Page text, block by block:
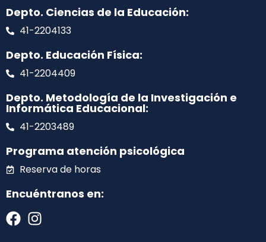
Depto. Ciencias de la Educación:
41-2204133
Depto. Educación Física:
41-2204409
Depto. Metodología de la Investigación e
Informática Educacional:
41-2203489
Programa atención psicológica
Reserva de horas
Encuéntranos en: